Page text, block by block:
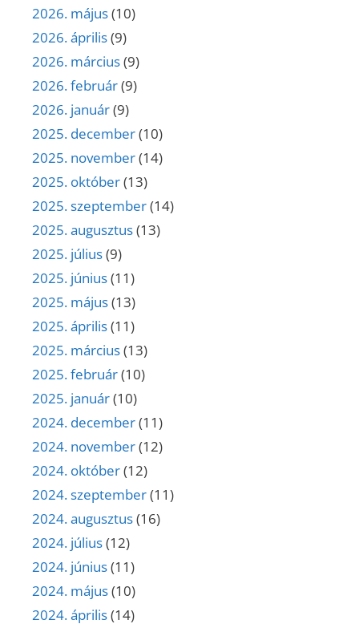
2026. május(10)
2026. április(9)
2026. március(9)
2026. február(9)
2026. január(9)
2025. december(10)
2025. november(14)
2025. október(13)
2025. szeptember(14)
2025. augusztus(13)
2025. július(9)
2025. június(11)
2025. május(13)
2025. április(11)
2025. március(13)
2025. február(10)
2025. január(10)
2024. december(11)
2024. november(12)
2024. október(12)
2024. szeptember(11)
2024. augusztus(16)
2024. július(12)
2024. június(11)
2024. május(10)
2024. április(14)